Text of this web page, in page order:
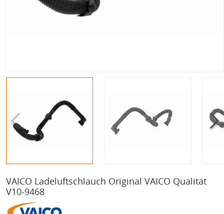
VAICO Ladeluftschlauch Original VAICO Qualität
V10-9468